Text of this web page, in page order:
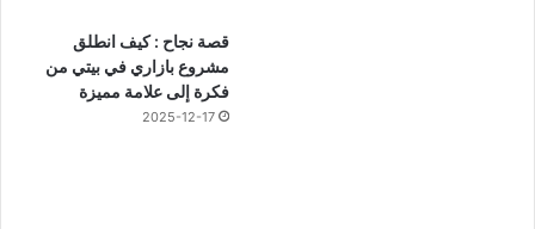
قصة نجاح : كيف انطلق
مشروع بازاري في بيتي من
فكرة إلى علامة مميزة
2025-12-17